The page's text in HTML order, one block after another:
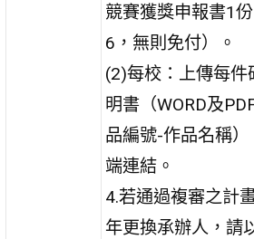
競賽獲獎申報書1
6，無則免付）。
(2)每校：上傳每
明書（WORD及
品編號-作品名稱
端連結。
4.若通過複審之計
年更換承辦人，請